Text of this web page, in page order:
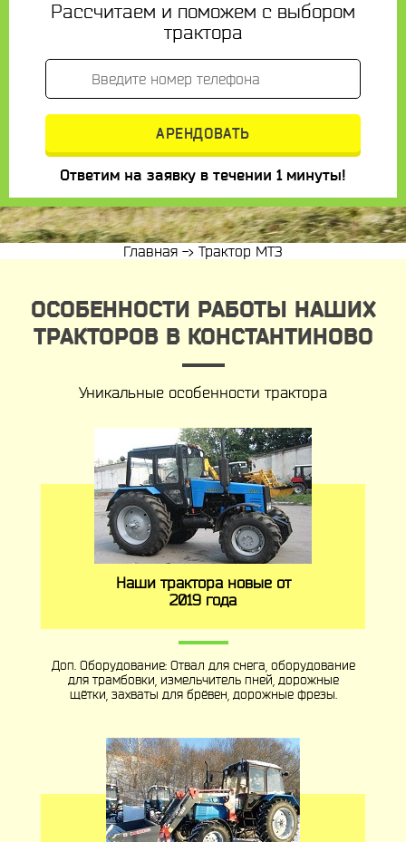
Рассчитаем и поможем с выбором
трактора
Ответим на заявку в течении 1 минуты!
Главная -> Трактор МТЗ
ОСОБЕННОСТИ РАБОТЫ НАШИХ
ТРАКТОРОВ В КОНСТАНТИНОВО
Уникальные особенности трактора
Наши трактора новые от
2019 года
Доп. Оборудование: Отвал для снега, оборудование
для трамбовки, измельчитель пней, дорожные
щётки, захваты для брёвен, дорожные фрезы.